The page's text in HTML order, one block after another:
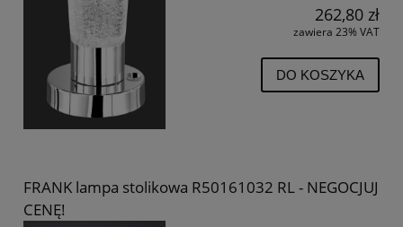
262,80 zł
zawiera 23% VAT
DO KOSZYKA
FRANK lampa stolikowa R50161032 RL - NEGOCJUJ
CENĘ!